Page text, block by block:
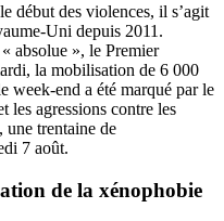
début des violences, il s’agit
Uni depuis 2011.
absolue », le Premier
la mobilisation de 6 000
week-end a été marqué par le
les agressions contre les
une trentaine de
7 août.
de la xénophobie